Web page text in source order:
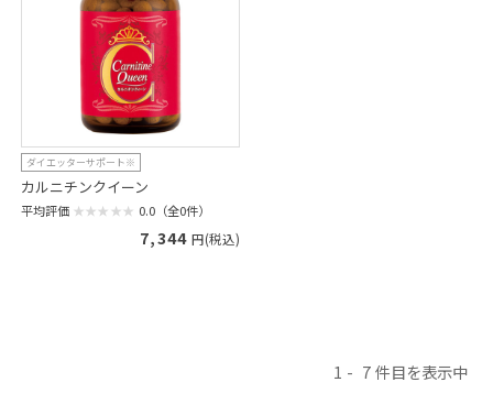
ダイエッターサポート※
カルニチンクイーン
平均評価 0.0（全0件）
7,344 円(税込)
1 7